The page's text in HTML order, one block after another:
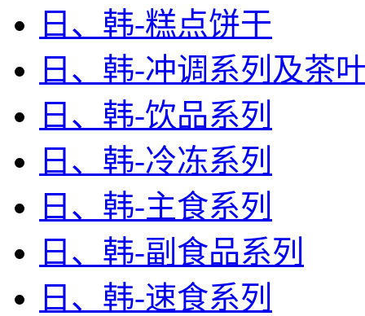
日、韩-糕点饼干
日、韩-冲调系列及茶
日、韩-饮品系列
日、韩-冷冻系列
日、韩-主食系列
日、韩-副食品系列
日、韩-速食系列